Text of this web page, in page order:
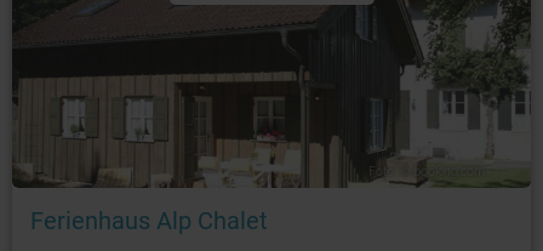
Ferienhaus Alp Chalet